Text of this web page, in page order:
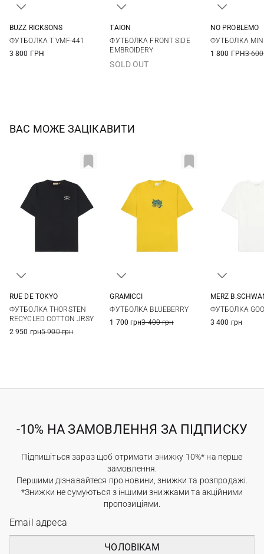
BUZZ RICKSONS
ФУТБОЛКА T VMF-441
3 800 ГРН
TAION
ФУТБОЛКА FRONT SIDE
EMBROIDERY
SOLD OUT
NO PROBLEMO
ФУТБОЛКА MINI
1 800 ГРН3
ВАС МОЖЕ ЗАЦІКАВИТИ
RUE DE TOKYO
ФУТБОЛКА THORSTEN
RECYCLED COTTON JRSY
2 950 грн5 900 грн
GRAMICCI
ФУТБОЛКА BLUEBERRY
1 700 грн3 400 грн
MERZ
ФУТБОЛКА
3 400 грн
-10% НА ЗАМОВЛЕННЯ ЗА ПІДПИСКУ
Підпишіться зараз щоб отримати знижку 10%* на перше
замовлення.
Першими дізнавайтеся про новини, знижки та розпродажі.
*Знижки не сумуються з іншими знижками та акційними
пропозиціями.
ЧОЛОВІКАМ